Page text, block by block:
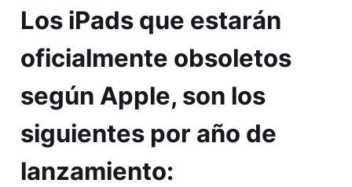
Los iPads que estarán
oficialmente obsoletos
según Apple, son los
siguientes por año de
lanzamiento: